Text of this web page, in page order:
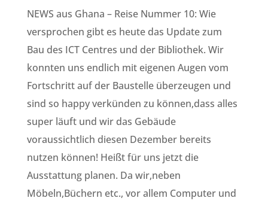
NEWS aus Ghana – Reise Nummer 10: Wie
versprochen gibt es heute das Update zum
Bau des ICT Centres und der Bibliothek. Wir
konnten uns endlich mit eigenen Augen vom
Fortschritt auf der Baustelle überzeugen und
sind so happy verkünden zu können,dass alles
super läuft und wir das Gebäude
voraussichtlich diesen Dezember bereits
nutzen können! Heißt für uns jetzt die
Ausstattung planen. Da wir,neben
Möbeln,Büchern etc., vor allem Computer und